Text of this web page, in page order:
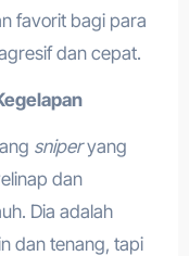
favorit bagi para
dan cepat.
sniperyang
dan
Dia adalah
dan tenang, tapi